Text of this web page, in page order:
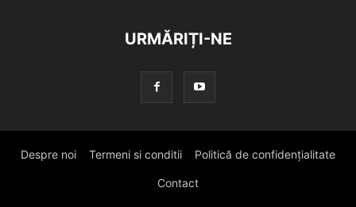
URMĂRIȚI-NE
Despre noi Termeni si conditii Politică de confidențialitate
Contact